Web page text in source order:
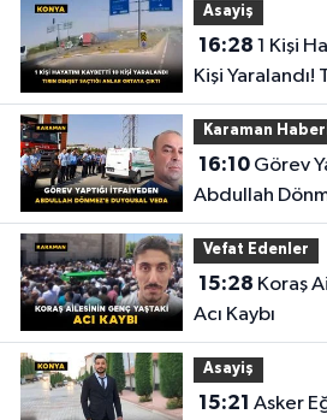
Asayiş
16:28
Kişi Yaralandı!
Anlar Ortaya
Karaman
16:10Görev Yaptığı İtfaiyeden
Abdullah
Vefat Edenler
15:28
Acı Kaybı
Asayiş
15:21